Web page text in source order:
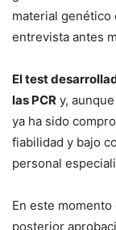
material genético
entrevista antes
El test
las PCR y,
ya ha sido
fiabilidad y bajo
personal
En este
posterior